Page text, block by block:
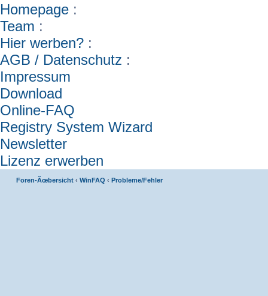
Homepage :
Team :
Hier werben? :
AGB / Datenschutz :
Impressum
Download
Online-FAQ
Registry System Wizard
Newsletter
Lizenz erwerben
Foren-Ãœbersicht ‹ WinFAQ ‹ Probleme/Fehler